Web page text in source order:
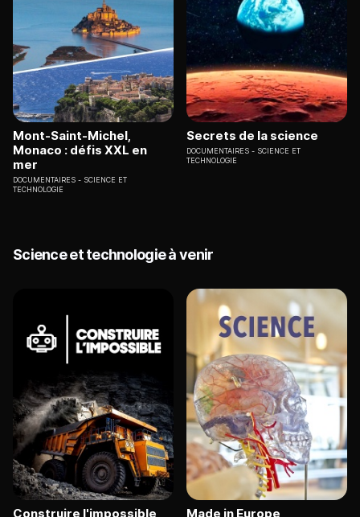
Mont-Saint-Michel,
Monaco : défis XXL en
mer
DOCUMENTAIRES
SCIENCE ET
TECHNOLOGIE
Secrets de la science
DOCUMENTAIRES
SCIENCE ET
TECHNOLOGIE
Science et technologie à venir
Construire l'impossible Made in Europe